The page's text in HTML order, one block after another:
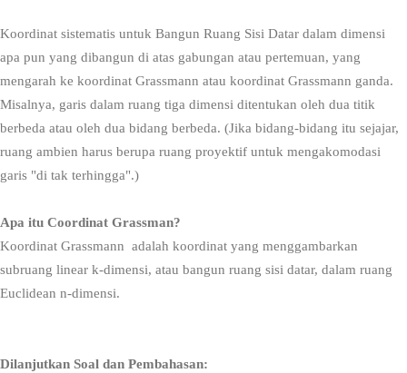
Koordinat sistematis untuk Bangun Ruang Sisi Datar dalam dimensi
apa pun yang dibangun di atas gabungan atau pertemuan, yang
mengarah ke koordinat Grassmann atau koordinat Grassmann ganda.
Misalnya, garis dalam ruang tiga dimensi ditentukan oleh dua titik
berbeda atau oleh dua bidang berbeda. (Jika bidang-bidang itu sejajar,
ruang ambien harus berupa ruang proyektif untuk mengakomodasi
garis "di tak terhingga".)
Apa itu Coordinat Grassman?
Koordinat Grassmann adalah koordinat yang menggambarkan
subruang linear k-dimensi, atau bangun ruang sisi datar, dalam ruang
Euclidean n-dimensi.
Dilanjutkan Soal dan Pembahasan: